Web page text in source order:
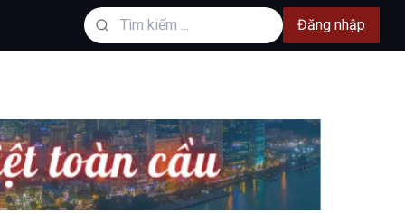
Đăng nhập